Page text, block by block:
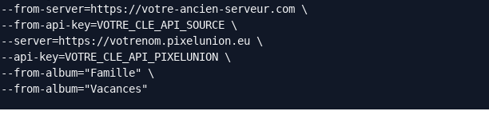
from-server=https://votre-ancien-serveur.com \
from-api-key=VOTRE_CLE_API_SOURCE \
server=https://votrenom.pixelunion.eu \
api-key=VOTRE_CLE_API_PIXELUNION \
from-album="Famille" \